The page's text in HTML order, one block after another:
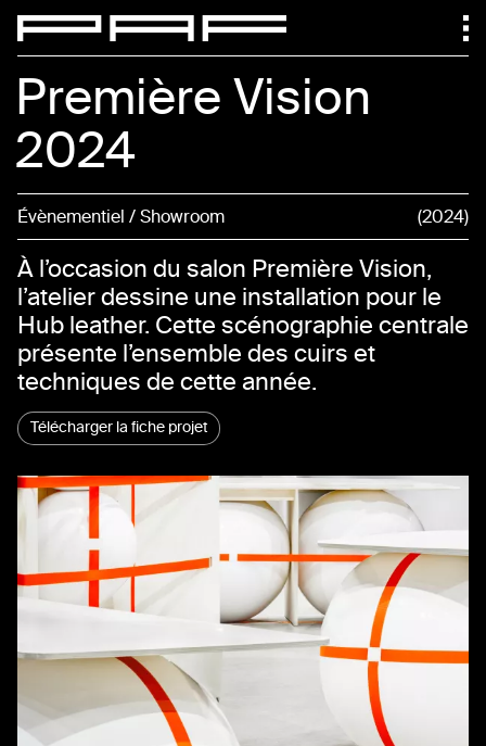
Première Vision
2024
À l’occasion du salon Première Vision,
l’atelier dessine une installation pour le
Hub leather. Cette scénographie centrale
présente l’ensemble des cuirs et
techniques de cette année.
Évènementiel / Showroom 2024
Télécharger la fiche projet